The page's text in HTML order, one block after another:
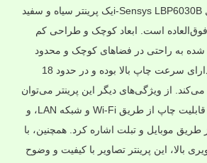
پرینتر لیزری کانن مدل i-Sensys LBP6030Bیک پرینتر سیاه و سفید
فوق‌العاده است. ابعاد کوچک و طراحی کم
شده به راحتی در فضاهای کوچک و محدود
قرار گیرد. این پرینتر دارای سرعت چاپ بالا بوده و در حدود 18
از ویژگی‌های دیگر این پرینتر می‌توان
به قابلیت چاپ دو رو، قابلیت چاپ از طریق Wi-Fi و شبکه LAN، و
طریق موبایل و تبلت اشاره کرد. همچنین، با
بالا، این پرینتر تصاویر با کیفیت و وضوح